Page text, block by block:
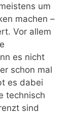
um
machen –
Vor allem
es nicht
schon mal
es dabei
technisch
sind